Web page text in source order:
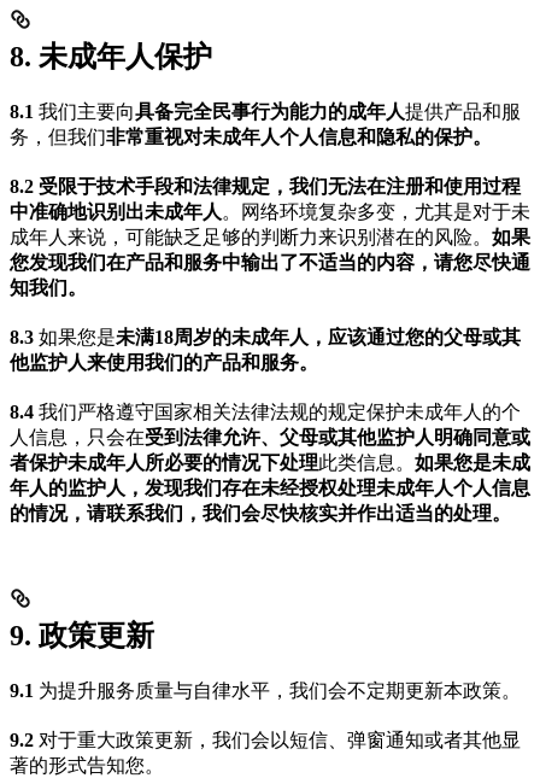
8. 未成年人保护
8.1 我们主要向具备完全民事行为能力的成年人提供产品和服
务，但我们非常重视对未成年人个人信息和隐私的保护。
8.2 受限于技术手段和法律规定，我们无法在注册和使用过程
中准确地识别出未成年人 。网络环境复杂多变，尤其是对于未
成年人来说，可能缺乏足够的判断力来识别潜在的风险。 如果
您发现我们在产品和服务中输出了不适当的内容，请您尽快通
知我们。
8.3 如果您是未满18周岁的未成年人，应该通过您的父母或其
他监护人来使用我们的产品和服务。
8.4 我们严格遵守国家相关法律法规的规定保护未成年人的个
人信息，只会在受到法律允许、父母或其他监护人明确同意或
者保护未成年人所必要的情况下处理此类信息。 如果您是未成
年人的监护人，发现我们存在未经授权处理未成年人个人信息
的情况，请联系我们，我们会尽快核实并作出适当的处理。
9. 政策更新
9.1 为提升服务质量与自律水平，我们会不定期更新本政策。
9.2 对于重大政策更新，我们会以短信、弹窗通知或者其他显
著的形式告知您。